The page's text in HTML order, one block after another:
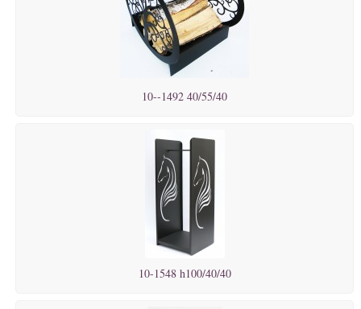
10--1492 40/55/40
10-1548 h100/40/40